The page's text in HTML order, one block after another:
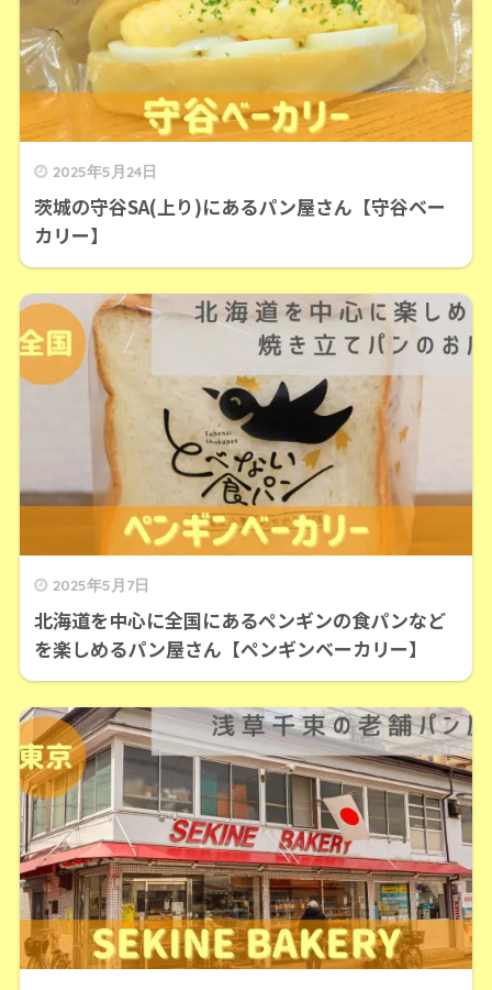
2025年5月24日
茨城の守谷SA(上り)にあるパン屋さん【守谷ベー
カリー】
2025年5月7日
北海道を中心に全国にあるペンギンの食パンなど
を楽しめるパン屋さん【ペンギンベーカリー】